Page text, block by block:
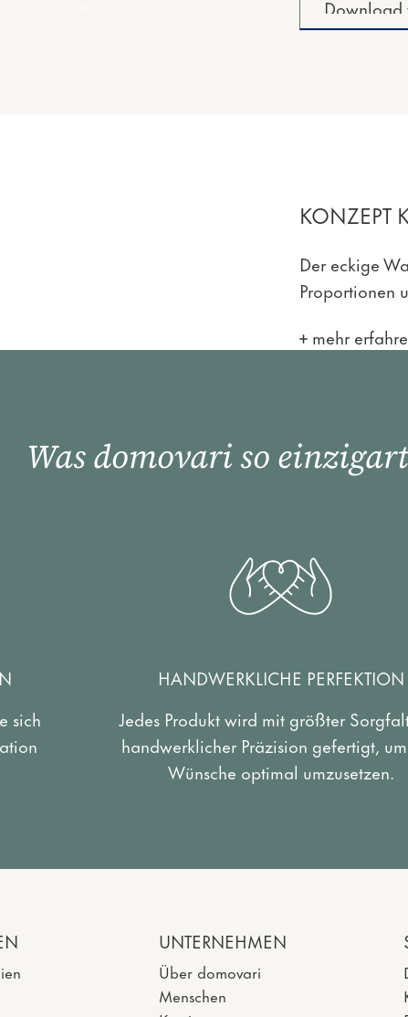
KONZEPT
Der eckige
Proportionen
mehr
Was domovari so
sich
HANDWERKLICHE PERFEKTION
Jedes Produkt wird mit größter
handwerklicher Präzision gefertigt,
Wünsche optimal umzusetzen.
UNTERNEHMEN
Über domovari
Menschen